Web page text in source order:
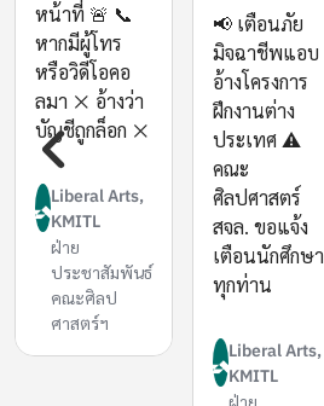
หน้าที่ 🚨 📞
หากมีผู้โทร
หรือวิดีโอคอ
ลมา ❌ อ้างว่า
บัญชีถูกล็อก ❌
Liberal Arts,
KMITL
ฝ่าย
ประชาสัมพันธ์
คณะศิลป
ศาสตร์ฯ
📢 เตือนภัย
มิจฉาชีพแอบ
อ้างโครงการ
ฝึกงานต่าง
ประเทศ ⚠️
คณะ
ศิลปศาสตร์
สจล. ขอแจ้ง
เตือนนักศึกษา
ทุกท่าน
Liberal Arts,
KMITL
ฝ่าย